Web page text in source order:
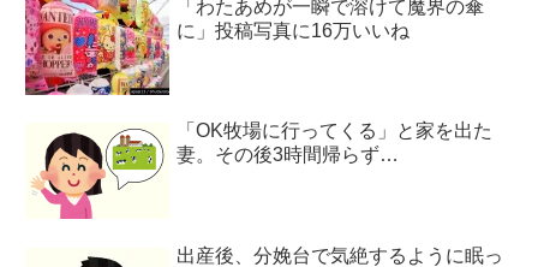
「わたあめが一瞬で溶けて魔界の傘
に」投稿写真に16万いいね
「OK牧場に行ってくる」と家を出た
妻。その後3時間帰らず…
出産後、分娩台で気絶するように眠っ